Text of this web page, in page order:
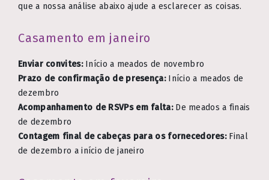
que a nossa análise abaixo ajude a esclarecer as coisas.
Casamento em janeiro
Enviar convites:Início a meados de novembro
Prazo de confirmação de presença:Início a meados de
dezembro
Acompanhamento de RSVPs em falta:De meados a finais
de dezembro
Contagem final de cabeças para os fornecedores:Final
de dezembro a início de janeiro